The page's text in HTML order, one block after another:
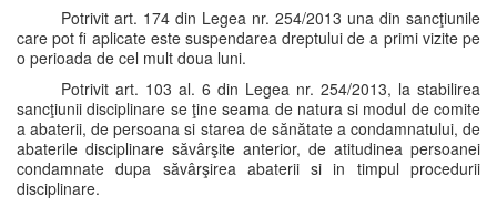
Potrivit art. 174 din Legea nr. 254/2013 una din sancţiunile
care pot fi aplicate este suspendarea dreptului de a primi vizite pe
o perioada de cel mult doua luni.
Potrivit art. 103 al. 6 din Legea nr. 254/2013, la stabilirea
sancţiunii disciplinare se ţine seama de natura si modul de comite
a abaterii, de persoana si starea de sănătate a condamnatului, de
abaterile disciplinare săvârşite anterior, de atitudinea persoanei
condamnate dupa săvârşirea abaterii si in timpul procedurii
disciplinare.